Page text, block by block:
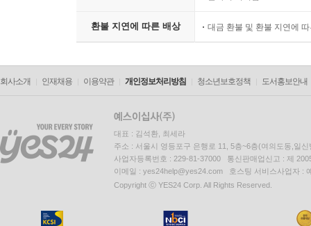
환불 지연에 따른 배상 대금 환불 및 환불 지연에
회사소개 인재채용 이용약관 개인정보처리방침 청소년보호정책 도서홍보안내
대표 : 김석환, 최세라
주소 : 서울시 영등포구 은행로 11, 5층~6층(여의도동,일신
사업자등록번호 : 229-81-37000 통신판매업신고 : 제
이메일 : yes24help@yes24.com 호스팅 서비스사업자 :
Copyright ⓒ YES24 Corp. All Rights Reserved.